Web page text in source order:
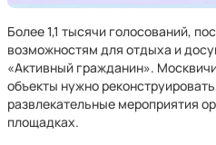
Более 1,1 тысячи голосований,
возможностям для отдыха и
«Активный гражданин».
объекты нужно
развлекательные мероприятия
площадках.